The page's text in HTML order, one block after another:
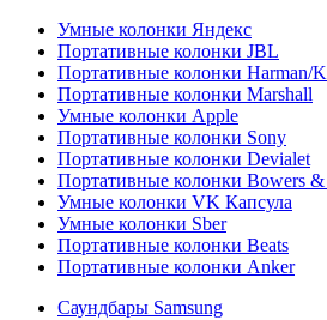
Умные колонки Яндекс
Портативные колонки JBL
Портативные колонки Harman/
Портативные колонки Marshall
Умные колонки Apple
Портативные колонки Sony
Портативные колонки Devialet
Портативные колонки Bowers
Умные колонки VK Капсула
Умные колонки Sber
Портативные колонки Beats
Портативные колонки Anker
Саундбары Samsung